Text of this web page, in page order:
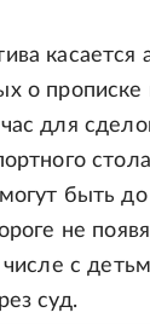
касается
о
для
быть
не
с
суд.